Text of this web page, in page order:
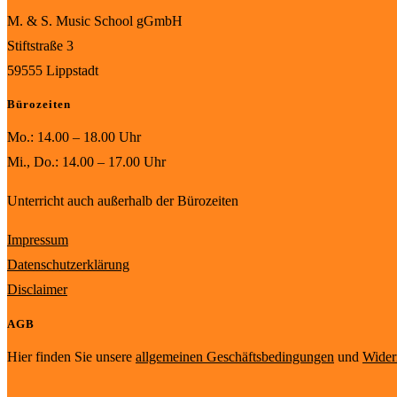
M. & S. Music School gGmbH
Stiftstraße 3
59555 Lippstadt
Bürozeiten
Mo.: 14.00 – 18.00 Uhr
Mi., Do.: 14.00 – 17.00 Uhr
Unterricht auch außerhalb der Bürozeiten
Impressum
Datenschutzerklärung
Disclaimer
AGB
Hier finden Sie unsere allgemeinen Geschäftsbedingungen und